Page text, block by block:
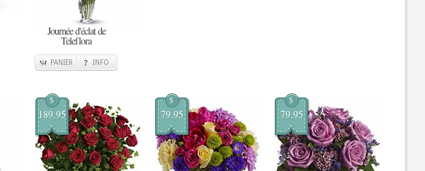
Journée d'éclat de
Teleflora
PANIER INFO
$
189.95
$
79.95
$
79.95